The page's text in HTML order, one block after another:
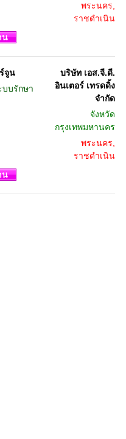
พระนคร,
ราชดำเนิน
น
จูน
บบรักษา
บริษัท เอส.จี.ดี.
อินเตอร์ เทรดดิ้ง
จำกัด
จังหวัด
กรุงเทพมหานคร
พระนคร,
ราชดำเนิน
น